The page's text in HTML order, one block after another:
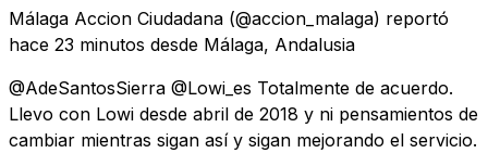
Málaga Accion Ciudadana (@accion_malaga) reportó
hace 23 minutos desde Málaga, Andalusia
@AdeSantosSierra @Lowi_es Totalmente de acuerdo.
Llevo con Lowi desde abril de 2018 y ni pensamientos de
cambiar mientras sigan así y sigan mejorando el servicio.